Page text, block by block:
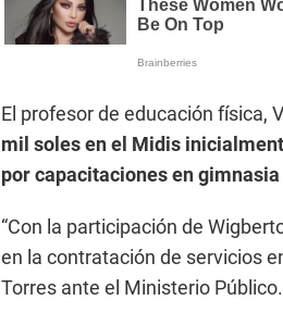
El profesor de educación física,
mil soles en el Midis
por capacitaciones en
“Con la participación de
en la contratación de servicios
Torres ante el Ministerio Público.